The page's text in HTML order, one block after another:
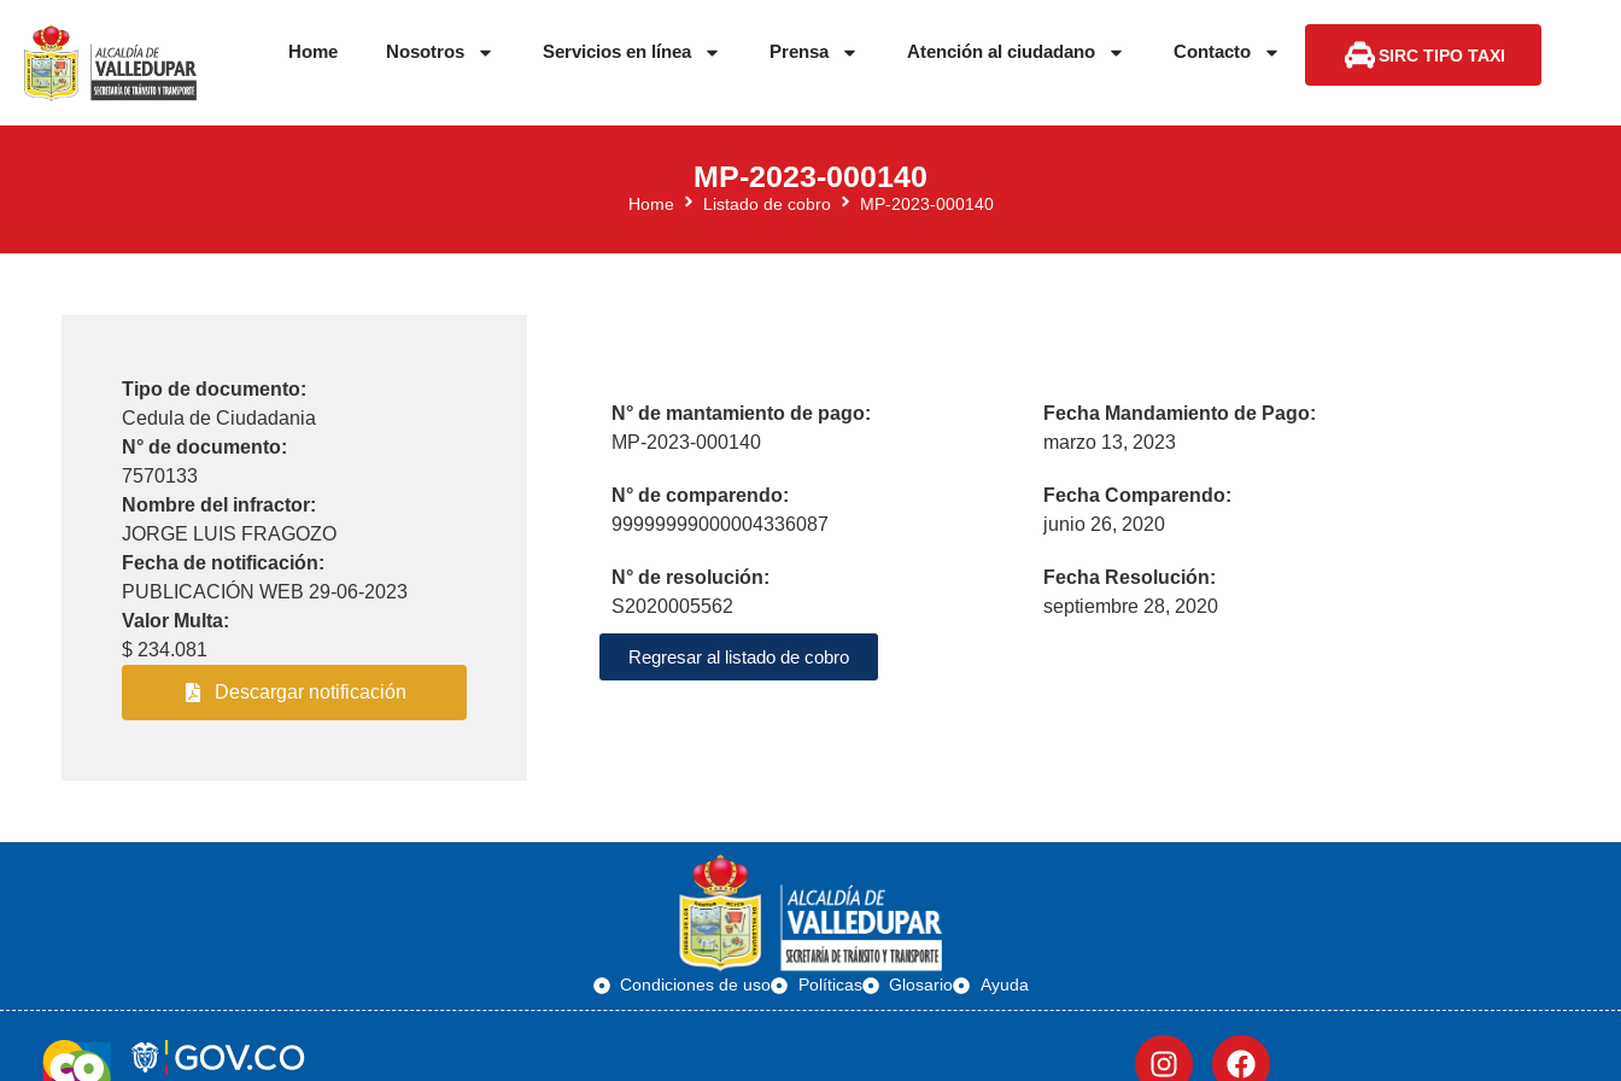
Home Nosotros Servicios en línea Prensa Atención al ciudadano Contacto SIRC TIPO TAXI
MP-2023-000140
Home Listado de cobro MP-2023-000140
Tipo de documento:
Cedula de Ciudadania
N° de documento:
7570133
Nombre del infractor:
JORGE LUIS FRAGOZO
Fecha de notificación:
PUBLICACIÓN WEB 29-06-2023
Valor Multa:
$ 234.081
Descargar notificación
N° de mantamiento de pago:
MP-2023-000140
Fecha Mandamiento de Pago:
marzo 13, 2023
N° de comparendo:
99999999000004336087
Fecha Comparendo:
junio 26, 2020
N° de resolución:
S2020005562
Fecha Resolución:
septiembre 28, 2020
Regresar al listado de cobro
Condiciones de uso Políticas Glosario Ayuda